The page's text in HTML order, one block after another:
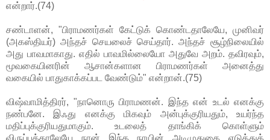
என்றார்.(74)
சண்டாளன், "பிராமணர்கள் கேட்டுக் கொண்டதாலேயே, முனிவர்
(அகஸ்தியர்) அந்தச் செயலைச் செய்தார். அந்தச் சூழ்நிலையில்
அது பாவமாகாது. எதில் பாவமில்லையோ அதுவே அறம். தவிரவும்,
மூவகையினரின் ஆசான்களான பிராமணர்கள் அனைத்து
வகையில் பாதுகாக்கப்பட வேண்டும்" என்றான்.(75)
விஷ்வாமித்திரர், "நானொரு பிராமணன். இந்த என் உடல் எனக்கு
நண்பனே. இஃது எனக்கு மிகவும் அன்புக்குரியதும், உயர்ந்த
மதிப்புக்குரியதுமாகும். உடலைத் தாங்கிக் கொள்ளும்